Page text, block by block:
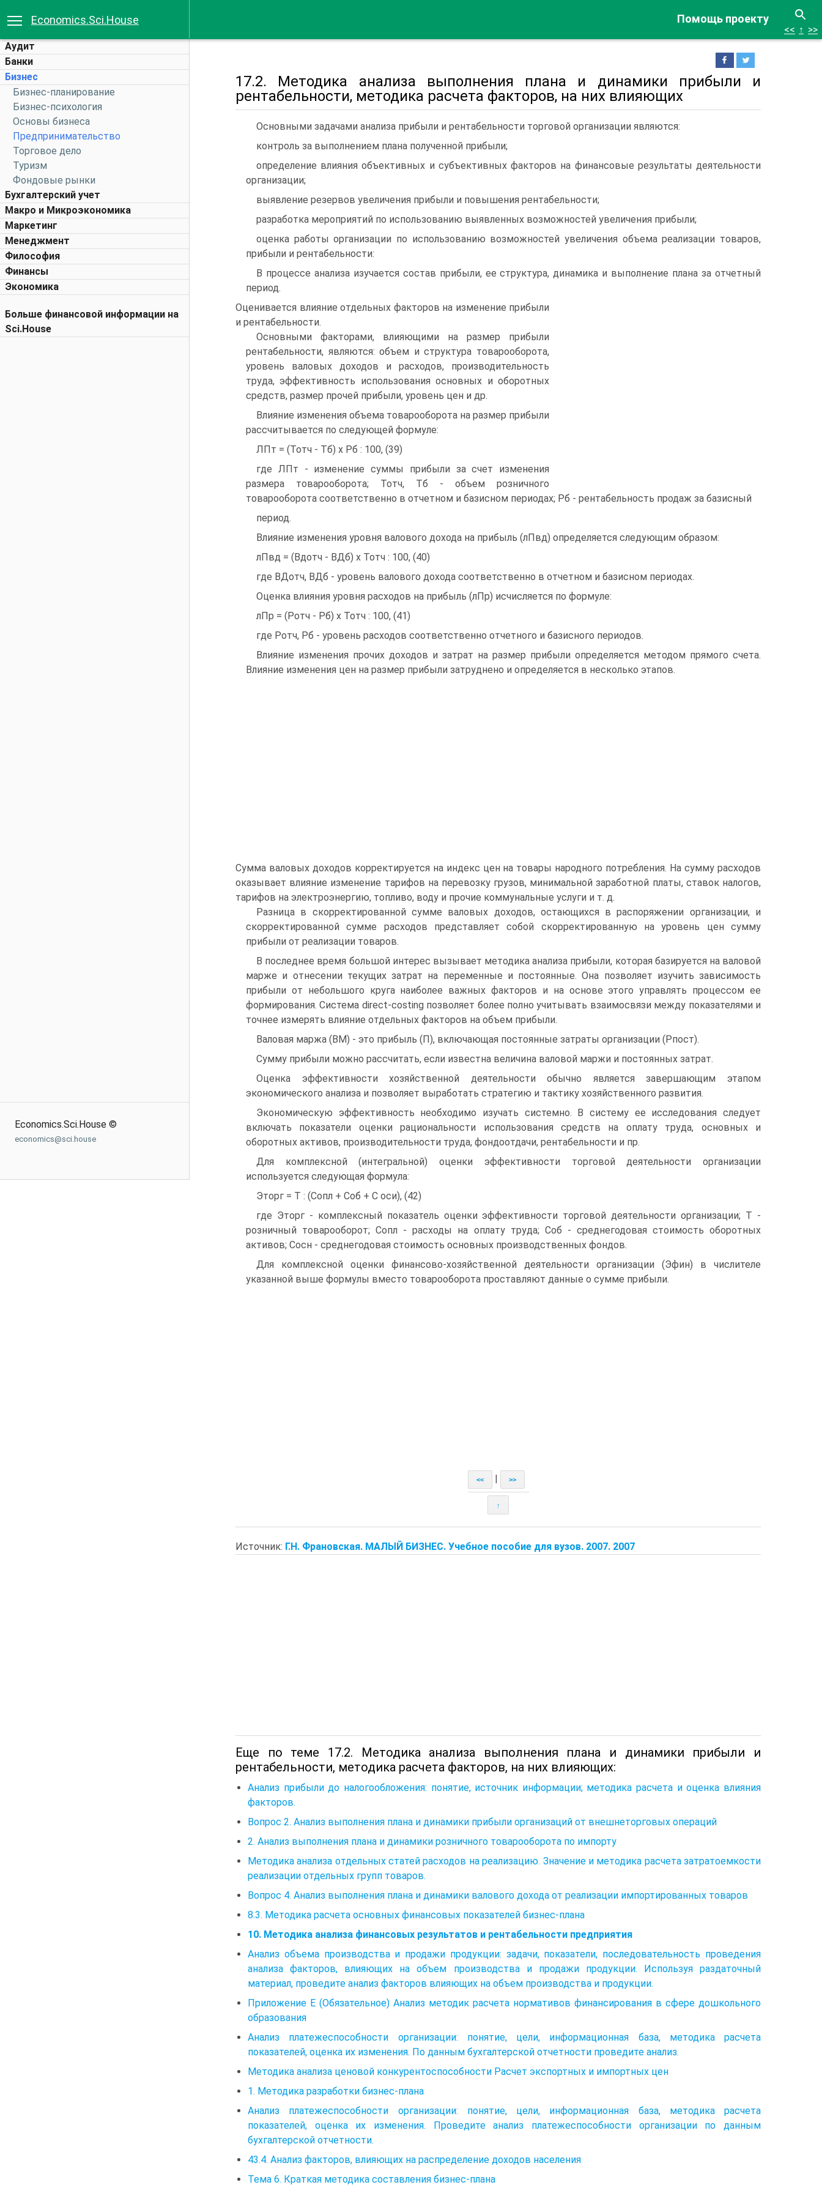
Помощь проекту
Economics.Sci.House
Аудит
Банки
Бизнес
Бизнес-планирование
Бизнес-психология
Основы бизнеса
Предпринимательство
Торговое дело
Туризм
Фондовые рынки
Бухгалтерский учет
Макро и Микроэкономика
Маркетинг
Менеджмент
Философия
Финансы
Экономика
Больше финансовой информации на
Sci.House
Economics.Sci.House ©
economics@sci.house
<< ↑ >>
17.2. Методика анализа выполнения плана и динамики прибыли и
рентабельности, методика расчета факторов, на них влияющих
Основными задачами анализа прибыли и рентабельности торговой организации являются:
контроль за выполнением плана полученной прибыли;
определение влияния объективных и субъективных факторов на финансовые результаты деятельности
организации;
выявление резервов увеличения прибыли и повышения рентабельности;
разработка мероприятий по использованию выявленных возможностей увеличения прибыли;
оценка работы организации по использованию возможностей увеличения объема реализации товаров,
прибыли и рентабельности:
В процессе анализа изучается состав прибыли, ее структура, динамика и выполнение плана за отчетный
период.
Оценивается влияние отдельных факторов на изменение прибыли
и рентабельности.
Основными факторами, влияющими на размер прибыли
рентабельности, являются: объем и структура товарооборота,
уровень валовых доходов и расходов, производительность
труда, эффективность использования основных и оборотных
средств, размер прочей прибыли, уровень цен и др.
Влияние изменения объема товарооборота на размер прибыли
рассчитывается по следующей формуле:
ЛПт = (Тотч - Тб) х Рб : 100, (39)
где ЛПт - изменение суммы прибыли за счет изменения
размера товарооборота; Тотч, Тб - объем розничного
товарооборота соответственно в отчетном и базисном периодах; Рб - рентабельность продаж за базисный
период.
Влияние изменения уровня валового дохода на прибыль (лПвд) определяется следующим образом:
лПвд = (Вдотч - ВДб) х Тотч : 100, (40)
где ВДотч, ВДб - уровень валового дохода соответственно в отчетном и базисном периодах.
Оценка влияния уровня расходов на прибыль (лПр) исчисляется по формуле:
лПр = (Ротч - Рб) х Тотч : 100, (41)
где Ротч, Рб - уровень расходов соответственно отчетного и базисного периодов.
Влияние изменения прочих доходов и затрат на размер прибыли определяется методом прямого счета.
Влияние изменения цен на размер прибыли затруднено и определяется в несколько этапов.
Сумма валовых доходов корректируется на индекс цен на товары народного потребления. На сумму расходов
оказывает влияние изменение тарифов на перевозку грузов, минимальной заработной платы, ставок налогов,
тарифов на электроэнергию, топливо, воду и прочие коммунальные услуги и т. д.
Разница в скорректированной сумме валовых доходов, остающихся в распоряжении организации, и
скорректированной сумме расходов представляет собой скорректированную на уровень цен сумму
прибыли от реализации товаров.
В последнее время большой интерес вызывает методика анализа прибыли, которая базируется на валовой
марже и отнесении текущих затрат на переменные и постоянные. Она позволяет изучить зависимость
прибыли от небольшого круга наиболее важных факторов и на основе этого управлять процессом ее
формирования. Система direct-costing позволяет более полно учитывать взаимосвязи между показателями и
точнее измерять влияние отдельных факторов на объем прибыли.
Валовая маржа (ВМ) - это прибыль (П), включающая постоянные затраты организации (Рпост).
Сумму прибыли можно рассчитать, если известна величина валовой маржи и постоянных затрат.
Оценка эффективности хозяйственной деятельности обычно является завершающим этапом
экономического анализа и позволяет выработать стратегию и тактику хозяйственного развития.
Экономическую эффективность необходимо изучать системно. В систему ее исследования следует
включать показатели оценки рациональности использования средств на оплату труда, основных и
оборотных активов, производительности труда, фондоотдачи, рентабельности и пр.
Для комплексной (интегральной) оценки эффективности торговой деятельности организации
используется следующая формула:
Эторг = Т : (Сопл + Соб + С оси), (42)
где Эторг - комплексный показатель оценки эффективности торговой деятельности организации; Т -
розничный товарооборот; Сопл - расходы на оплату труда; Соб - среднегодовая стоимость оборотных
активов; Сосн - среднегодовая стоимость основных производственных фондов.
Для комплексной оценки финансово-хозяйственной деятельности организации (Эфин) в числителе
указанной выше формулы вместо товарооборота проставляют данные о сумме прибыли.
<< >>
↑
Источник: Г.Н. Франовская. МАЛЫЙ БИЗНЕС. Учебное пособие для вузов. 2007. 2007
Еще по теме 17.2. Методика анализа выполнения плана и динамики прибыли и
рентабельности, методика расчета факторов, на них влияющих:
Анализ прибыли до налогообложения: понятие, источник информации; методика расчета и оценка влияния
факторов.
Вопрос 2. Анализ выполнения плана и динамики прибыли организаций от внешнеторговых операций
2. Анализ выполнения плана и динамики розничного товарооборота по импорту
Методика анализа отдельных статей расходов на реализацию. Значение и методика расчета затратоемкости
реализации отдельных групп товаров.
Вопрос 4. Анализ выполнения плана и динамики валового дохода от реализации импортированных товаров
8.3. Методика расчета основных финансовых показателей бизнес-плана
10. Методика анализа финансовых результатов и рентабельности предприятия
Анализ объема производства и продажи продукции: задачи, показатели, последовательность проведения
анализа факторов, влияющих на объем производства и продажи продукции. Используя раздаточный
материал, проведите анализ факторов влияющих на объем производства и продукции.
Приложение Е (Обязательное) Анализ методик расчета нормативов финансирования в сфере дошкольного
образования
Анализ платежеспособности организации: понятие, цели, информационная база, методика расчета
показателей, оценка их изменения. По данным бухгалтерской отчетности проведите анализ.
Методика анализа ценовой конкурентоспособности Расчет экспортных и импортных цен
1. Методика разработки бизнес-плана
Анализ платежеспособности организации: понятие, цели, информационная база, методика расчета
показателей, оценка их изменения. Проведите анализ платежеспособности организации по данным
бухгалтерской отчетности.
43.4. Анализ факторов, влияющих на распределение доходов населения
Тема 6. Краткая методика составления бизнес-плана